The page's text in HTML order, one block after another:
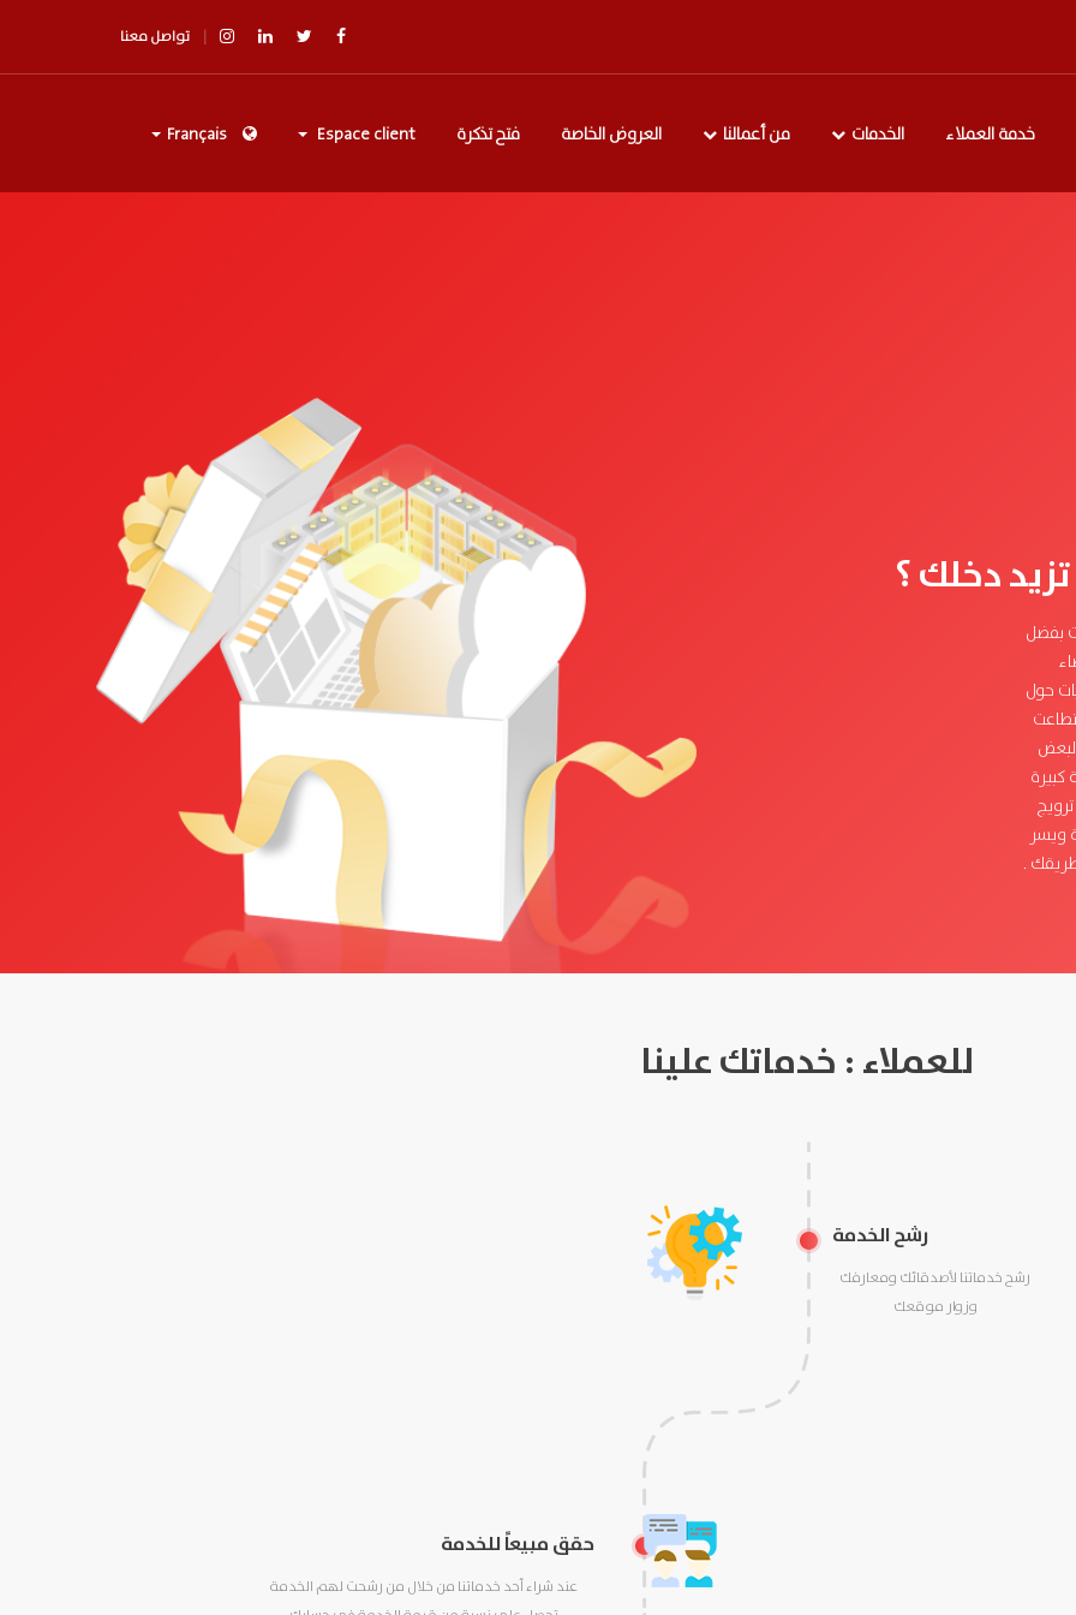
تواصل معنا
خدمة العملاء الخدمات من أعمالنا العروض الخاصة فتح تذكرة Espace client
Français
دخلك ؟
بفضل
حول
ويسر
.
للعملاء : خدماتك علينا
رشح الخدمة
رشح خدماتنا لأصدقائك ومعارفك
وزوار موقعك
حقق مبيعاً للخدمة
عند شراء أحد خدماتنا من خلال من رشحت لهم الخدمة